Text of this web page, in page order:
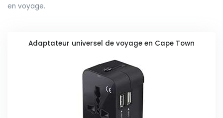
en voyage.
Adaptateur universel de voyage en Cape Town